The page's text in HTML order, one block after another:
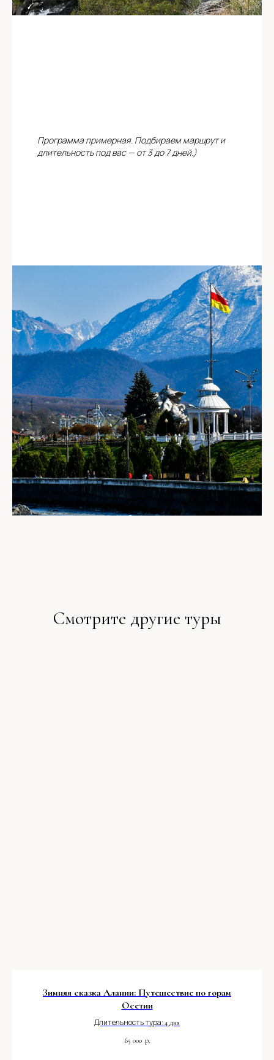
Программа примерная. Подбираем маршрут и
длительность под вас — от 3 до 7 дней.)
Смотрите другие туры
Зимняя сказка Алании: Путешествие по горам
Осетии
Длительность тура:4 дня
65 000 р.